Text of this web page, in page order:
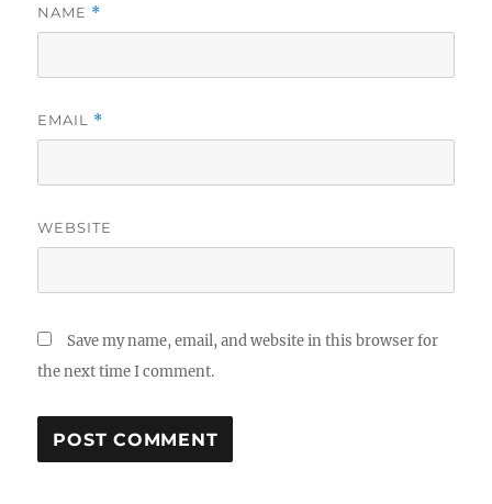
NAME *
EMAIL *
WEBSITE
Save my name, email, and website in this browser for
the next time I comment.